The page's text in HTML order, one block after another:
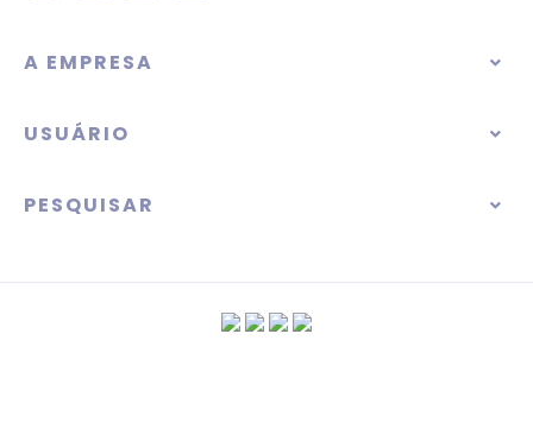
A EMPRESA
USUÁRIO
PESQUISAR